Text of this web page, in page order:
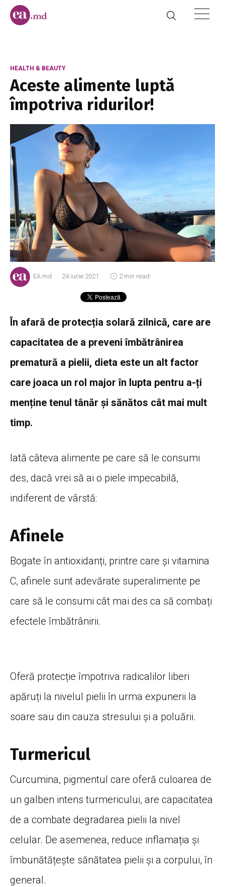
HEALTH & BEAUTY
Aceste alimente luptă
împotriva ridurilor!
EA.md 24 iunie 2021 2 min read
În afară de protecția solară zilnică, care are
capacitatea de a preveni îmbătrânirea
prematură a pielii, dieta este un alt factor
care joaca un rol major în lupta pentru a-ți
menține tenul tânăr și sănătos cât mai mult
timp.
Iată câteva alimente pe care să le consumi
des, dacă vrei să ai o piele impecabilă,
indiferent de vârstă:
Afinele
Bogate în antioxidanți, printre care și vitamina
C, afinele sunt adevărate superalimente pe
care să le consumi cât mai des ca să combați
efectele îmbătrânirii.
Oferă protecție împotriva radicalilor liberi
apăruți la nivelul pielii în urma expunerii la
soare sau din cauza stresului și a poluării.
Turmericul
Curcumina, pigmentul care oferă culoarea de
un galben intens turmericului, are capacitatea
de a combate degradarea pielii la nivel
celular. De asemenea, reduce inflamația și
îmbunătățește sănătatea pielii și a corpului, în
general.